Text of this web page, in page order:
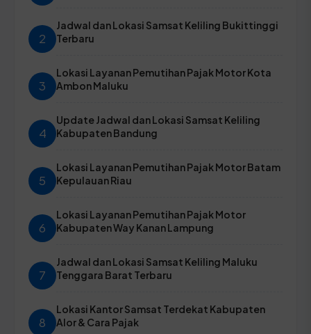
2
Jadwal dan Lokasi Samsat Keliling Bukittinggi
Terbaru
3
Lokasi Layanan Pemutihan Pajak Motor Kota
Ambon Maluku
4
Update Jadwal dan Lokasi Samsat Keliling
Kabupaten Bandung
5
Lokasi Layanan Pemutihan Pajak Motor Batam
Kepulauan Riau
6
Lokasi Layanan Pemutihan Pajak Motor
Kabupaten Way Kanan Lampung
7
Jadwal dan Lokasi Samsat Keliling Maluku
Tenggara Barat Terbaru
8
Lokasi Kantor Samsat Terdekat Kabupaten
Alor & Cara Pajak